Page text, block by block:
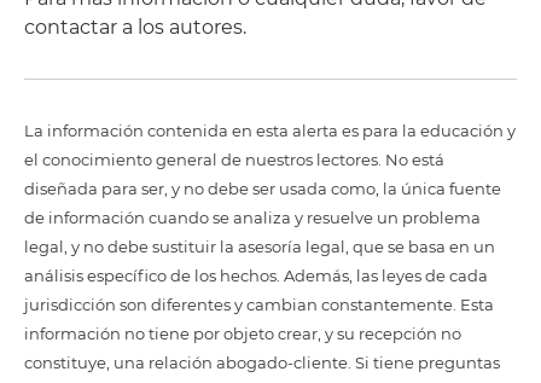
contactar a los autores.
La información contenida en esta alerta es para la educación y
el conocimiento general de nuestros lectores. No está
diseñada para ser, y no debe ser usada como, la única fuente
de información cuando se analiza y resuelve un problema
legal, y no debe sustituir la asesoría legal, que se basa en un
análisis específico de los hechos. Además, las leyes de cada
jurisdicción son diferentes y cambian constantemente. Esta
información no tiene por objeto crear, y su recepción no
constituye, una relación abogado-cliente. Si tiene preguntas